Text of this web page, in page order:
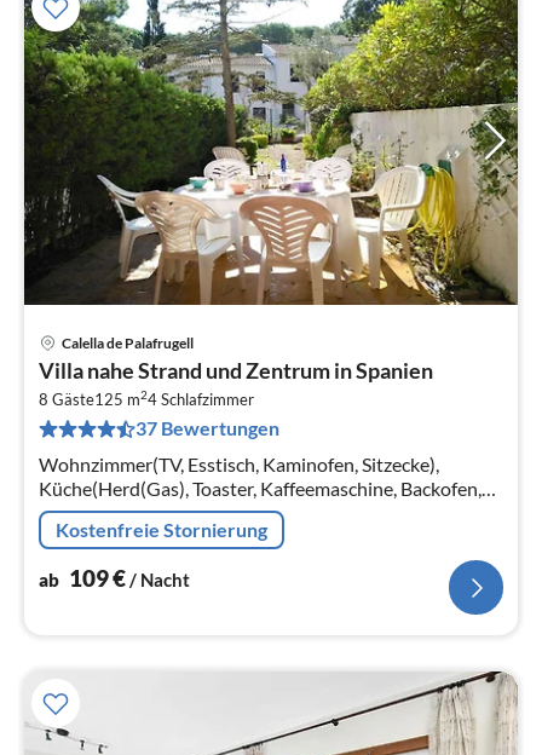
Calella de Palafrugell
Villa nahe Strand und Zentrum in Spanien
8 Gäste125 m24Schlafzimmer
37 Bewertungen
Wohnzimmer(TV, Esstisch, Kaminofen, Sitzecke),
Küche(Herd(Gas), Toaster, Kaffeemaschine, Backofen,
Mikrowelle, Kühlschrank, Tiefkühlschrank, ())
Kostenfreie Stornierung
ab 109€/ Nacht